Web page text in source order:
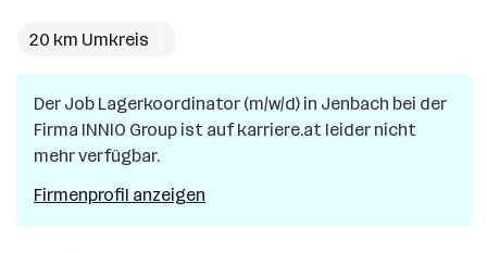
20 km Umkreis
Der Job Lagerkoordinator (m/w/d) in Jenbach bei der
Firma INNIO Group ist auf karriere.at leider nicht
mehr verfügbar.
Firmenprofil anzeigen